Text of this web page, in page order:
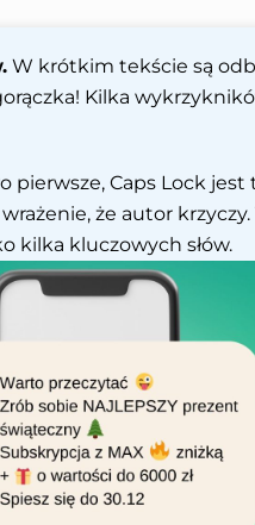
W krótkim tekście są
Kilka
pierwsze, Caps Lock
że autor krzyczy.
kilka kluczowych słów.